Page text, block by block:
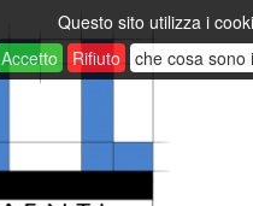
Questo sito utilizza i
Accetto
Rifiuto che cosa sono